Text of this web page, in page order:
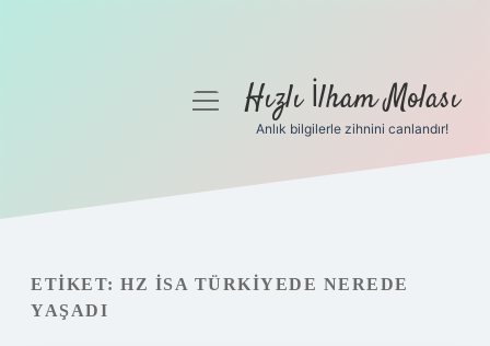
Gizlilik Politikası
Hakkımızda
menüyüHızlı İlham Molası
Anlık bilgilerle zihnini canlandır!
ETIKET: HZ İSA TÜRKIYEDE NEREDE
YAŞADI